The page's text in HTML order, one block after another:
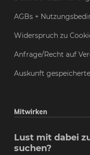
AGBs +
Widerspruch zu
Anfrage/Recht auf
Auskunft
Mitwirken
Lust mit dabei
suchen?